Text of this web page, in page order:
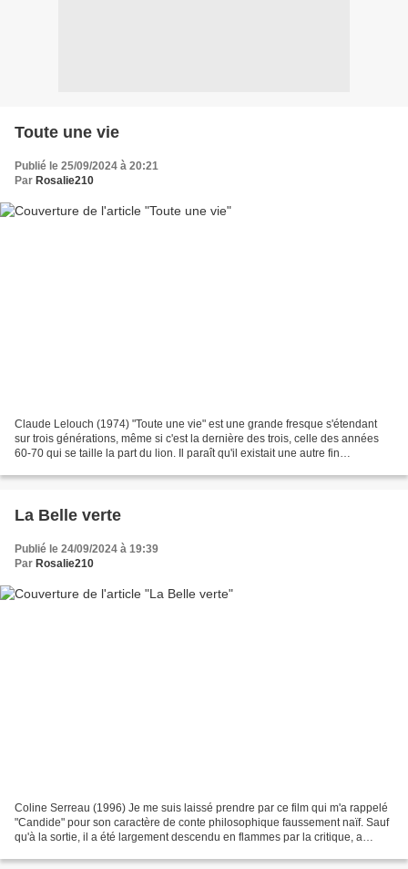
Toute une vie
Publié le 25/09/2024 à 20:21
Par Rosalie210
Claude Lelouch (1974) "Toute une vie" est une grande fresque s'étendant
sur trois générations, même si c'est la dernière des trois, celle des années
60-70 qui se taille la part du lion. Il paraît qu'il existait une autre fin
La Belle verte
Publié le 24/09/2024 à 19:39
Par Rosalie210
Coline Serreau (1996) Je me suis laissé prendre par ce film qui m'a rappelé
"Candide" pour son caractère de conte philosophique faussement naïf. Sauf
qu'à la sortie, il a été largement descendu en flammes par la critique, a